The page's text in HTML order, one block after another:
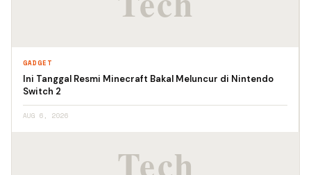
GADGET
Ini Tanggal Resmi Minecraft Bakal Meluncur di Nintendo
Switch 2
AUG 6, 2026